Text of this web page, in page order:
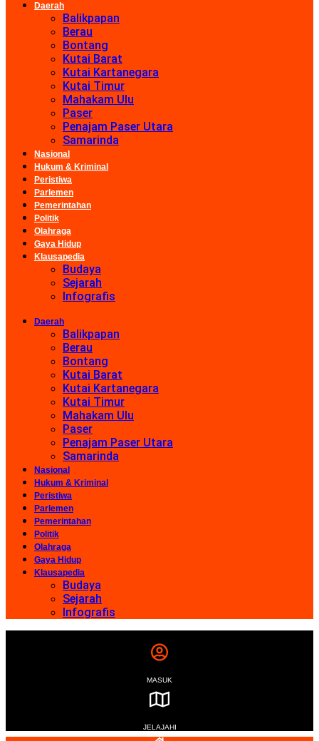
Daerah
Balikpapan
Berau
Bontang
Kutai Barat
Kutai Kartanegara
Kutai Timur
Mahakam Ulu
Paser
Penajam Paser Utara
Samarinda
Nasional
Hukum & Kriminal
Peristiwa
Parlemen
Pemerintahan
Politik
Olahraga
Gaya Hidup
Klausapedia
Budaya
Sejarah
Infografis
Daerah
Balikpapan
Berau
Bontang
Kutai Barat
Kutai Kartanegara
Kutai Timur
Mahakam Ulu
Paser
Penajam Paser Utara
Samarinda
Nasional
Hukum & Kriminal
Peristiwa
Parlemen
Pemerintahan
Politik
Olahraga
Gaya Hidup
Klausapedia
Budaya
Sejarah
Infografis
MASUK
JELAJAHI